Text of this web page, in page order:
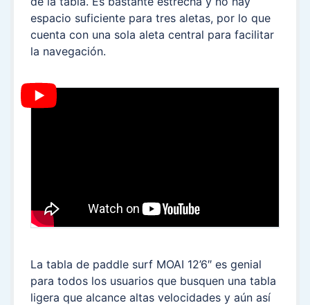
espacio suficiente para tres aletas, por lo que
cuenta con una sola aleta central para facilitar
la navegación.
La tabla de paddle surf MOAI 12’6″ es genial
para todos los usuarios que busquen una tabla
ligera que alcance altas velocidades y aún así